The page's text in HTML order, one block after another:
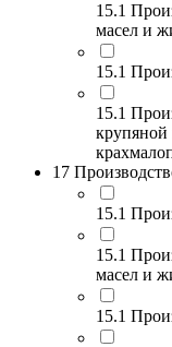
15.1
масел и
15.1
15.1
17
15.1
15.1
масел и
15.1